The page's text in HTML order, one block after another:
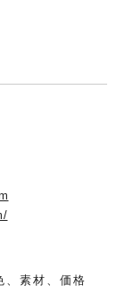
、素材、価格